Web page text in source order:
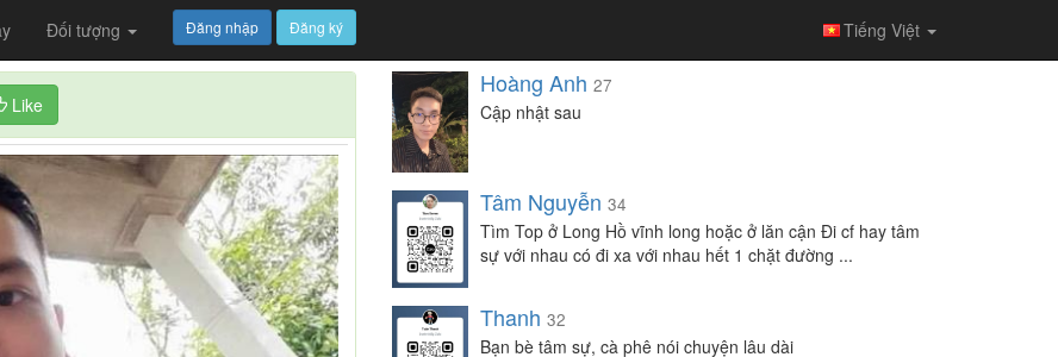
Đối tượng Đăng nhập Đăng ký Tiếng Việt
Like
Hoàng Anh 27
Cập nhật sau
Tâm Nguyễn 34
Tìm Top ở Long Hồ vĩnh long hoặc ở lăn cận Đi cf hay tâm
sự với nhau có đi xa với nhau hết 1 chặt đường ...
Thanh 32
Bạn bè tâm sự, cà phê nói chuyện lâu dài